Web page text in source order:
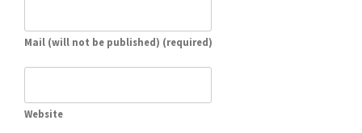
Mail (will not be published) (required)
Website